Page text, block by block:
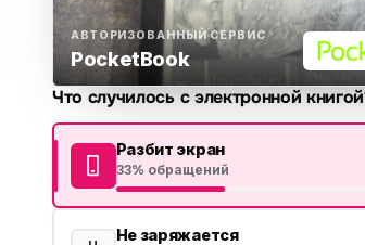
Бензотехника
Садовая техника
АВТОРИЗОВАННЫЙ СЕРВИС
PocketBook
Что случилось с электронной
Разбит экран
33% обращений
Не заряжается